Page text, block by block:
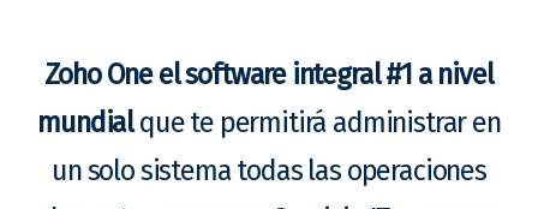
Zoho One el software integral #1 a nivel
mundialque te permitirá administrar en
un solo sistema todas las operaciones